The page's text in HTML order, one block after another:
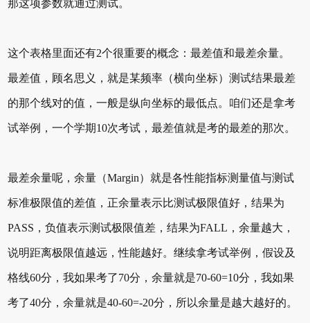
那这项参数就通过测试。
这个表格里面还有2个很重要的概念：最差值和最差余量。
最差值，顾名思义，就是某频率（横向坐标）测试结果最差
的那个线对的值，一般是纵向坐标的最低点。咱们还是拿考
试举例，一个学期10次考试，最差值就是考的最差的那次。
最差余量呢，余量（Margin）就是各性能指标测量值与测试
标准极限值的差值，正余量表示比测试极限值好，结果为
PASS，负值表示测试极限值差，结果为FALL，余量越大，
说明距离极限值越远，性能越好。继续拿考试举例，假设及
格线60分，我如果考了70分，余量就是70-60=10分，我如果
考了40分，余量就是40-60=-20分，所以余量是越大越好的。